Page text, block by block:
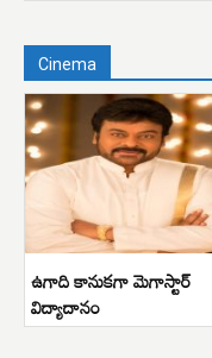
Cinema
ఉగాది కానుకగా మెగాస్టార్
విద్యాదానం